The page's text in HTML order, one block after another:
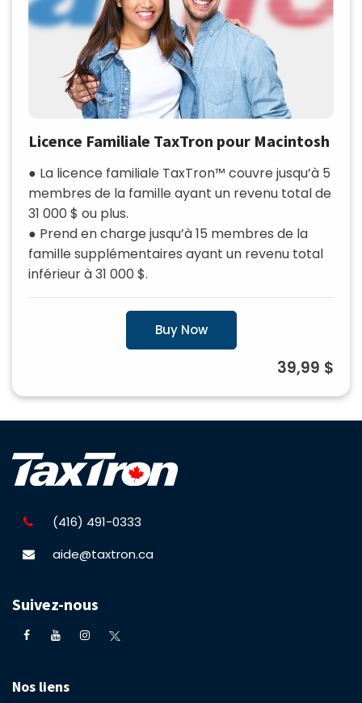
Licence Familiale TaxTron pour Macintosh
● La licence familiale TaxTron™ couvre jusqu’à 5
membres de la famille ayant un revenu total de
31 000 $ ou plus.
● Prend en charge jusqu’à 15 membres de la
famille supplémentaires ayant un revenu total
inférieur à 31 000 $.
Buy Now
39,99 $
(416) 491-0333
aide@taxtron.ca
Suivez-nous
Nos liens